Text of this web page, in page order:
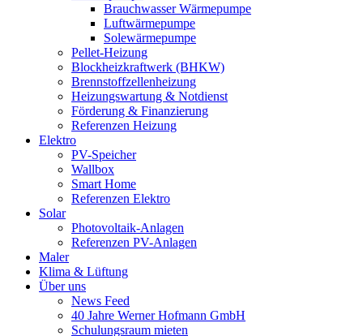
Brauchwasser Wärmepumpe
Luftwärmepumpe
Solewärmepumpe
Pellet-Heizung
Blockheizkraftwerk (BHKW)
Brennstoffzellenheizung
Heizungswartung & Notdienst
Förderung & Finanzierung
Referenzen Heizung
Elektro
PV-Speicher
Wallbox
Smart Home
Referenzen Elektro
Solar
Photovoltaik-Anlagen
Referenzen PV-Anlagen
Maler
Klima & Lüftung
Über uns
News Feed
40 Jahre Werner Hofmann GmbH
Schulungsraum mieten